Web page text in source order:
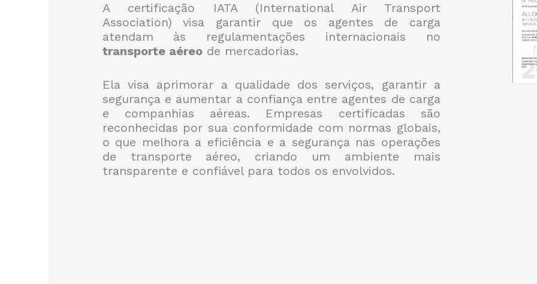
A certificação IATA (International Air Transport
Association) visa garantir que os agentes de carga
atendam às regulamentações internacionais no
transporte aéreode mercadorias.
Ela visa aprimorar a qualidade dos serviços, garantir a
segurança e aumentar a confiança entre agentes de carga
e companhias aéreas. Empresas certificadas são
reconhecidas por sua conformidade com normas globais,
o que melhora a eficiência e a segurança nas operações
de transporte aéreo, criando um ambiente mais
transparente e confiável para todos os envolvidos.